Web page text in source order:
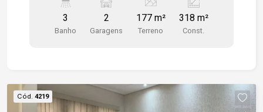
madeira de lei, sala de jantar com varanda com
acesso por porta balcão em vidro temperado,
contígua à cozinha com armários modulados e
e janelas em madeira de lei. No subsolo, com
acesso por uma escada caracol, a partir da
3
Banho
2
Garagens
177 m²
Terreno
318 m²
Const.
Cód. 4219